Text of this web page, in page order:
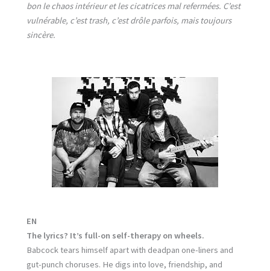
bon le chaos intérieur et les cicatrices mal refermées. C’est
vulnérable, c’est trash, c’est drôle parfois, mais toujours
sincère.
EN
The lyrics? It’s full-on self-therapy on wheels.
Babcock tears himself apart with deadpan one-liners and
gut-punch choruses. He digs into love, friendship, and